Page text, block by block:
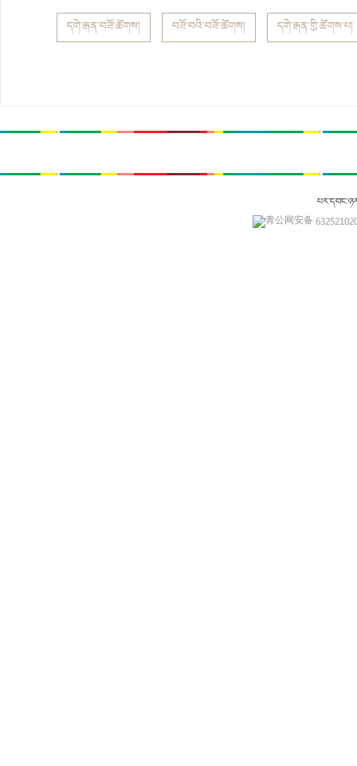
དགེ་རྒན་བཟོ་ཚོགས། བཟོ་བའི་བཟོ་ཚོགས། དགེ་རྒན་གྱི་ཚོགས་པ།
青公网安备